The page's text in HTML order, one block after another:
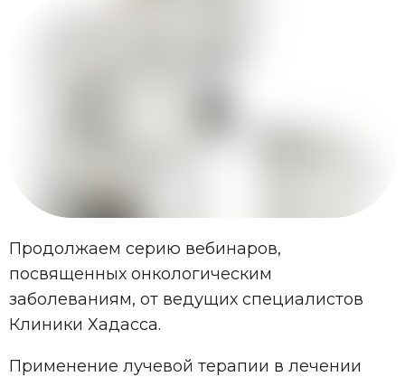
Продолжаем серию вебинаров,
посвященных онкологическим
заболеваниям, от ведущих специалистов
Клиники Хадасса.
Применение лучевой терапии в лечении